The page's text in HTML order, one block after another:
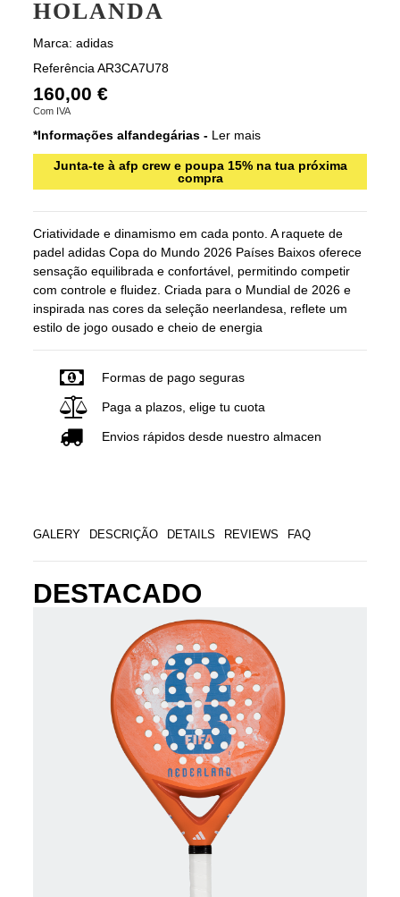
HOLANDA
Marca: adidas
Referência AR3CA7U78
160,00 €
Com IVA
*Informações alfandegárias - Ler mais
Junta-te à afp crew e poupa 15% na tua próxima
compra
Criatividade e dinamismo em cada ponto. A raquete de
padel adidas Copa do Mundo 2026 Países Baixos oferece
sensação equilibrada e confortável, permitindo competir
com controle e fluidez. Criada para o Mundial de 2026 e
inspirada nas cores da seleção neerlandesa, reflete um
estilo de jogo ousado e cheio de energia
Formas de pago seguras
Paga a plazos, elige tu cuota
Envios rápidos desde nuestro almacen
GALERY DESCRIÇÃO DETAILS REVIEWS FAQ
DESTACADO